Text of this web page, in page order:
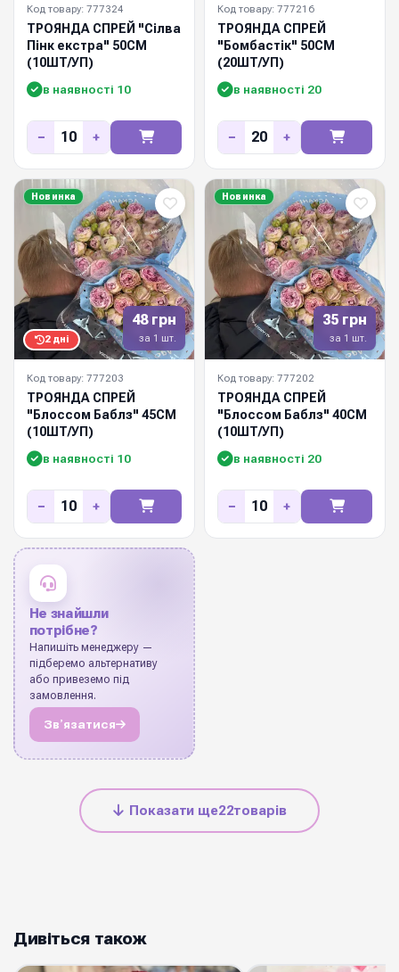
Код товару: 777324
ТРОЯНДА СПРЕЙ "Сілва
Пінк екстра" 50СМ
(10ШТ/УП)
в наявності 10
− +
Код товару: 777216
ТРОЯНДА СПРЕЙ
"Бомбастік" 50СМ
(20ШТ/УП)
в наявності 20
− +
48 грн
за 1 шт.
Новинка
2 дні
Код товару: 777203
ТРОЯНДА СПРЕЙ
"Блоссом Баблз" 45СМ
(10ШТ/УП)
в наявності 10
− +
35 грн
за 1 шт.
Новинка
Код товару: 777202
ТРОЯНДА СПРЕЙ
"Блоссом Баблз" 40СМ
(10ШТ/УП)
в наявності 20
− +
Не знайшли
потрібне?
Напишіть менеджеру —
підберемо альтернативу
або привеземо під
замовлення.
Звʼязатися
Показати ще22товарів
Дивіться також